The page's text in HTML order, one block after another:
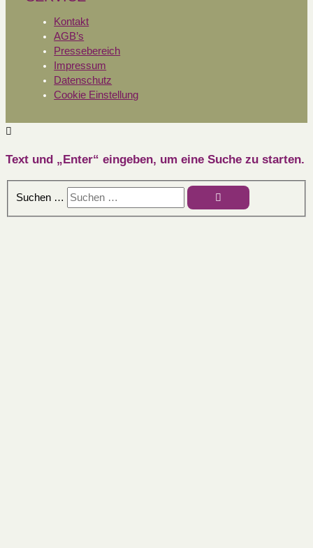
Kontakt
AGB’s
Pressebereich
Impressum
Datenschutz
Cookie Einstellung
Text und „Enter“ eingeben, um eine Suche zu starten.
Suchen …